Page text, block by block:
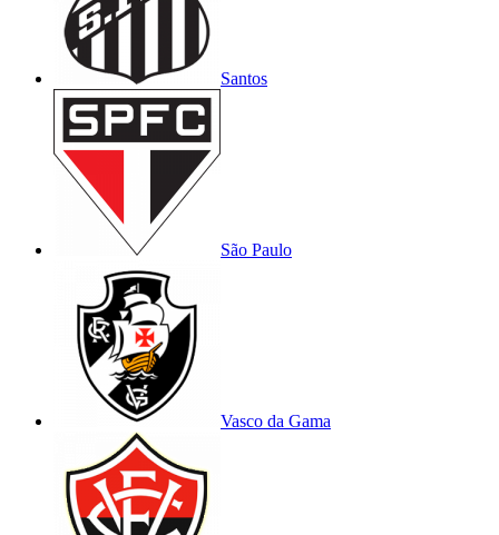
Santos
São Paulo
Vasco da Gama